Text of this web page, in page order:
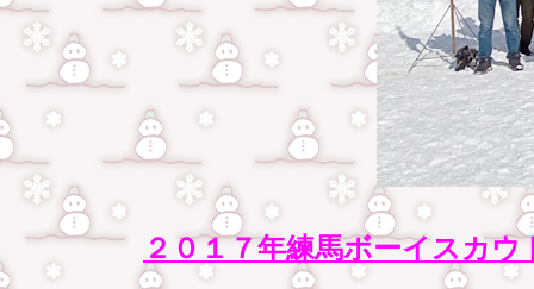
２０１７年練馬ボーイスカ